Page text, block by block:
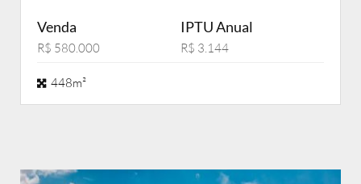
Venda
R$ 580.000
IPTU Anual
R$ 3.144
448m²